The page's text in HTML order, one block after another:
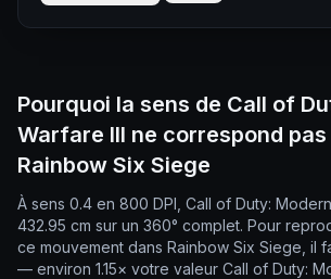
Pourquoi la sens de Call of
Warfare III ne correspond
Rainbow Six Siege
À sens 0.4 en 800 DPI, Call of Duty:
432.95 cm sur un 360° complet. Pour
ce mouvement dans Rainbow Six Siege, il
— environ 1.15× votre valeur Call of Duty: